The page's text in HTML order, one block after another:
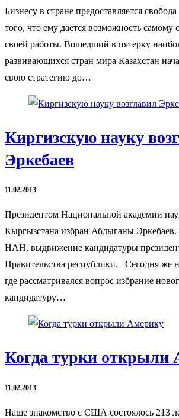
Бизнесу в стране предоставляется
того, что ему дается возможность самому
своей работы. Вошедший в пятерку
развивающихся стран мира Казахстан
свою стратегию до…
Киргизскую науку
Эркебаев
11.02.2013
Президентом Национальной академии
Кыргызстана избран Абдыганы Эркебаев.
НАН, выдвижение кандидатуры
Правительства республики. Сегодня же
где рассматривался вопрос избрание
кандидатуру…
Когда турки открыли
11.02.2013
Наше знакомство с США состоялось 213